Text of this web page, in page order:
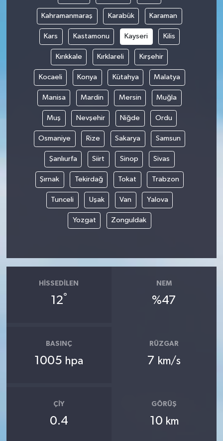
Kahramanmaraş Karabük Karaman
Kars Kastamonu Kayseri Kilis
Kırıkkale Kırklareli Kırşehir
Kocaeli Konya Kütahya Malatya
Manisa Mardin Mersin Muğla
Muş Nevşehir Niğde Ordu
Osmaniye Rize Sakarya Samsun
Şanlıurfa Siirt Sinop Sivas
Şırnak Tekirdağ Tokat Trabzon
Tunceli Uşak Van Yalova
Yozgat Zonguldak
HISSEDILEN
12°
NEM
%47
BASINÇ
1005 hpa
RÜZGAR
7 km/s
ÇIY
0.4
GÖRÜŞ
10 km